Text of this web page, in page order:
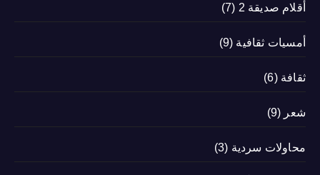
أقلام صديقة 2 (7)
أمسيات ثقافية (9)
ثقافة (6)
شعر (9)
محاولات سردية (3)